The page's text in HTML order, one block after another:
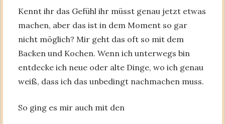
Kennt ihr das Gefühl ihr müsst genau jetzt etwas
machen, aber das ist in dem Moment so gar
nicht möglich? Mir geht das oft so mit dem
Backen und Kochen. Wenn ich unterwegs bin
entdecke ich neue oder alte Dinge, wo ich genau
weiß, dass ich das unbedingt nachmachen muss.
So ging es mir auch mit den